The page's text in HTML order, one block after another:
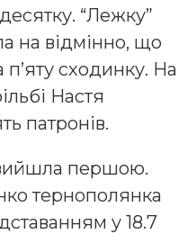
“Лежку”
на відмінно, що
сходинку. На
Настя
патронів.
першою.
тернополянка
у 18.7